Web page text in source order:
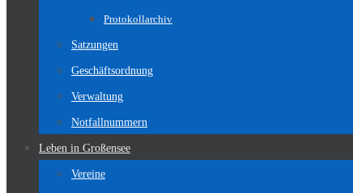
Protokollarchiv
Satzungen
Geschäftsordnung
Verwaltung
Notfallnummern
Leben in Großensee
Vereine